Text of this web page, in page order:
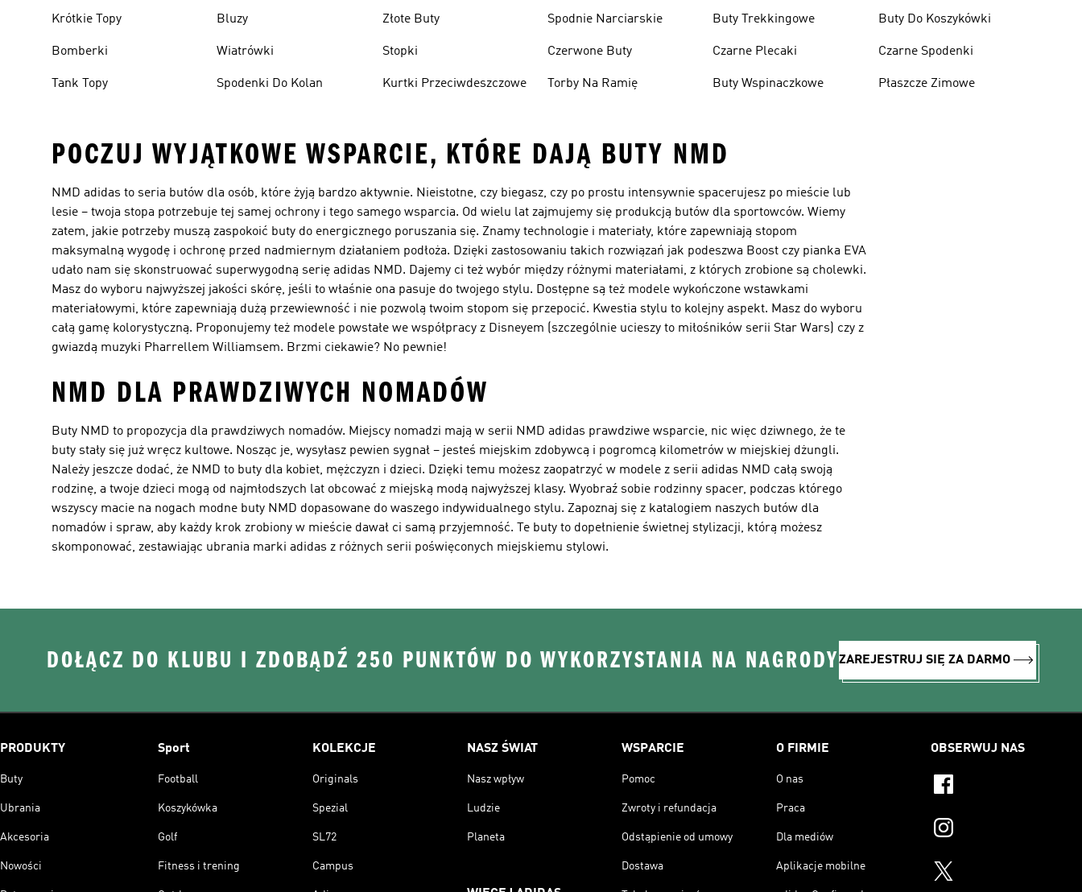
Krótkie Topy
Bomberki
Tank Topy
Bluzy
Wiatrówki
Spodenki Do Kolan
Złote Buty
Stopki
Kurtki Przeciwdeszczowe
Spodnie Narciarskie
Czerwone Buty
Torby Na Ramię
Buty Trekkingowe
Czarne Plecaki
Buty Wspinaczkowe
Buty Do Koszykówki
Czarne Spodenki
Płaszcze Zimowe
POCZUJ WYJĄTKOWE WSPARCIE, KTÓRE DAJĄ BUTY NMD
NMD adidas to seria butów dla osób, które żyją bardzo aktywnie. Nieistotne, czy biegasz, czy po prostu intensywnie spacerujesz po mieście lub
lesie – twoja stopa potrzebuje tej samej ochrony i tego samego wsparcia. Od wielu lat zajmujemy się produkcją butów dla sportowców. Wiemy
zatem, jakie potrzeby muszą zaspokoić buty do energicznego poruszania się. Znamy technologie i materiały, które zapewniają stopom
maksymalną wygodę i ochronę przed nadmiernym działaniem podłoża. Dzięki zastosowaniu takich rozwiązań jak podeszwa Boost czy pianka EVA
udało nam się skonstruować superwygodną serię adidas NMD. Dajemy ci też wybór między różnymi materiałami, z których zrobione są cholewki.
Masz do wyboru najwyższej jakości skórę, jeśli to właśnie ona pasuje do twojego stylu. Dostępne są też modele wykończone wstawkami
materiałowymi, które zapewniają dużą przewiewność i nie pozwolą twoim stopom się przepocić. Kwestia stylu to kolejny aspekt. Masz do wyboru
całą gamę kolorystyczną. Proponujemy też modele powstałe we współpracy z Disneyem (szczególnie ucieszy to miłośników serii Star Wars) czy z
gwiazdą muzyki Pharrellem Williamsem. Brzmi ciekawie? No pewnie!
NMD DLA PRAWDZIWYCH NOMADÓW
Buty NMD to propozycja dla prawdziwych nomadów. Miejscy nomadzi mają w serii NMD adidas prawdziwe wsparcie, nic więc dziwnego, że te
buty stały się już wręcz kultowe. Nosząc je, wysyłasz pewien sygnał – jesteś miejskim zdobywcą i pogromcą kilometrów w miejskiej dżungli.
Należy jeszcze dodać, że NMD to buty dla kobiet, mężczyzn i dzieci. Dzięki temu możesz zaopatrzyć w modele z serii adidas NMD całą swoją
rodzinę, a twoje dzieci mogą od najmłodszych lat obcować z miejską modą najwyższej klasy. Wyobraź sobie rodzinny spacer, podczas którego
wszyscy macie na nogach modne buty NMD dopasowane do waszego indywidualnego stylu. Zapoznaj się z katalogiem naszych butów dla
nomadów i spraw, aby każdy krok zrobiony w mieście dawał ci samą przyjemność. Te buty to dopełnienie świetnej stylizacji, którą możesz
skomponować, zestawiając ubrania marki adidas z różnych serii poświęconych miejskiemu stylowi.
DOŁĄCZ DO KLUBU I ZDOBĄDŹ 250 PUNKTÓW DO WYKORZYSTANIA NA NAGRODYZAREJESTRUJ SIĘ ZA DARMO
PRODUKTY
Buty
Ubrania
Akcesoria
Nowości
Sport
Football
Koszykówka
Golf
Fitness i trening
KOLEKCJE
Originals
Spezial
SL72
Campus
NASZ ŚWIAT
Nasz wpływ
Ludzie
Planeta
WSPARCIE
Pomoc
Zwroty i refundacja
Odstąpienie od umowy
Dostawa
O FIRMIE
O nas
Praca
Dla mediów
Aplikacje mobilne
OBSERWUJ NAS